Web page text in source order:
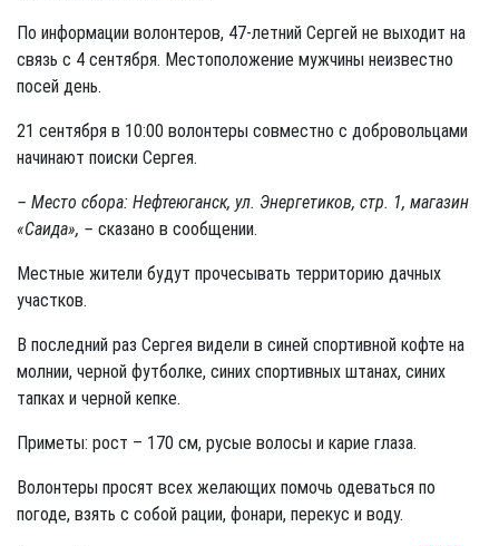
По информации волонтеров, 47-летний Сергей не выходит на
связь с 4 сентября. Местоположение мужчины неизвестно
посей день.
21 сентября в 10:00 волонтеры совместно с добровольцами
начинают поиски Сергея.
– Место сбора: Нефтеюганск, ул. Энергетиков, стр. 1, магазин
«Саида», – сказано в сообщении.
Местные жители будут прочесывать территорию дачных
участков.
В последний раз Сергея видели в синей спортивной кофте на
молнии, черной футболке, синих спортивных штанах, синих
тапках и черной кепке.
Приметы: рост – 170 см, русые волосы и карие глаза.
Волонтеры просят всех желающих помочь одеваться по
погоде, взять с собой рации, фонари, перекус и воду.